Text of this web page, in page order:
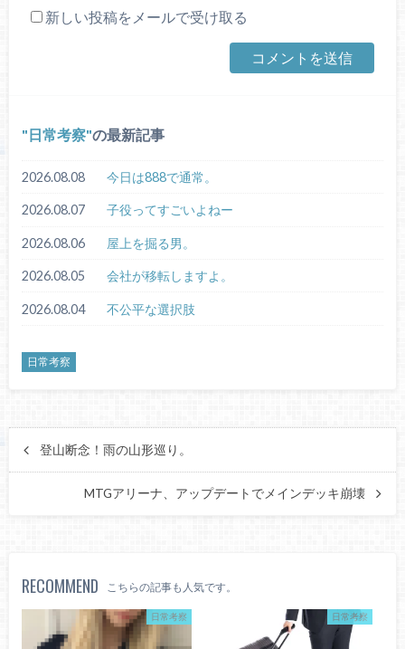
新しい投稿をメールで受け取る
日常考察 の最新記事
2026.08.08 今日は888で通常。
2026.08.07 子役ってすごいよねー
2026.08.06 屋上を掘る男。
2026.08.05 会社が移転しますよ。
2026.08.04 不公平な選択肢
日常考察
登山断念！雨の山形巡り。
MTGアリーナ、アップデートでメインデッキ崩壊
RECOMMEND こちらの記事も人気です。
日常考察 日常考察